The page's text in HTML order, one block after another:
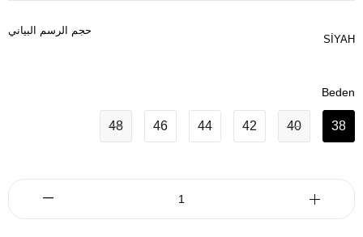
حجم الرسم البياني
SİYAH
Beden
38
40
42
44
46
48